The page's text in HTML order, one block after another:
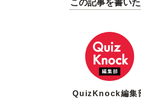
この記事を書い
QuizKnock編集